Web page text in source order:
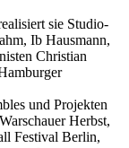
sie Studio-
Ib Hausmann,
Christian
und Projekten
Herbst,
Festival Berlin,